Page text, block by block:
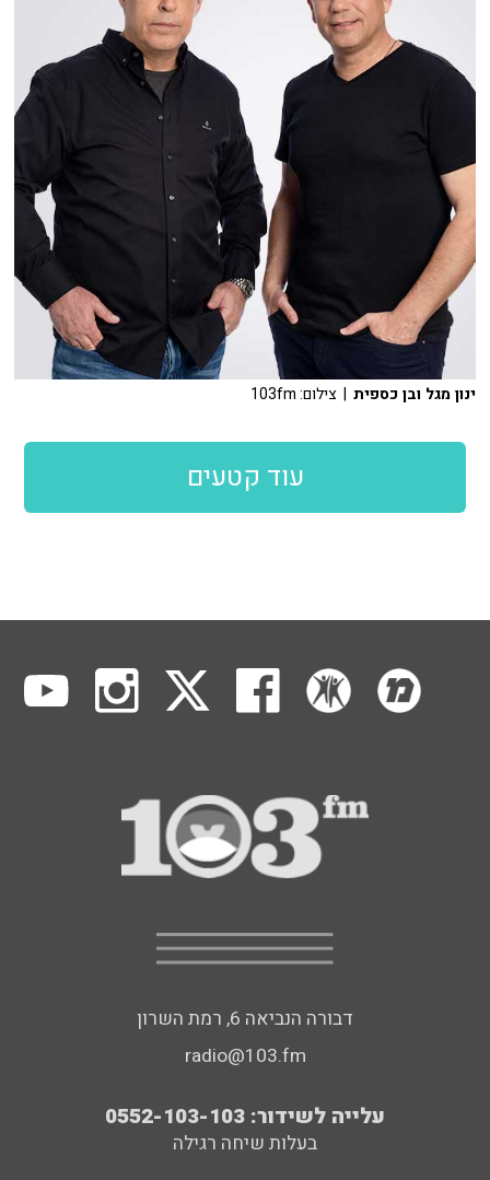
ינון מגל ובן כספית | צילום: 103fm
עוד קטעים
דבורה הנביאה 6, רמת השרון
radio@103.fm
עלייה לשידור: 0552-103-103
בעלות שיחה רגילה